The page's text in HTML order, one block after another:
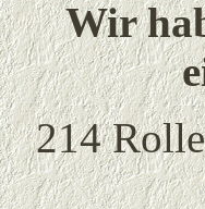
Wir
214